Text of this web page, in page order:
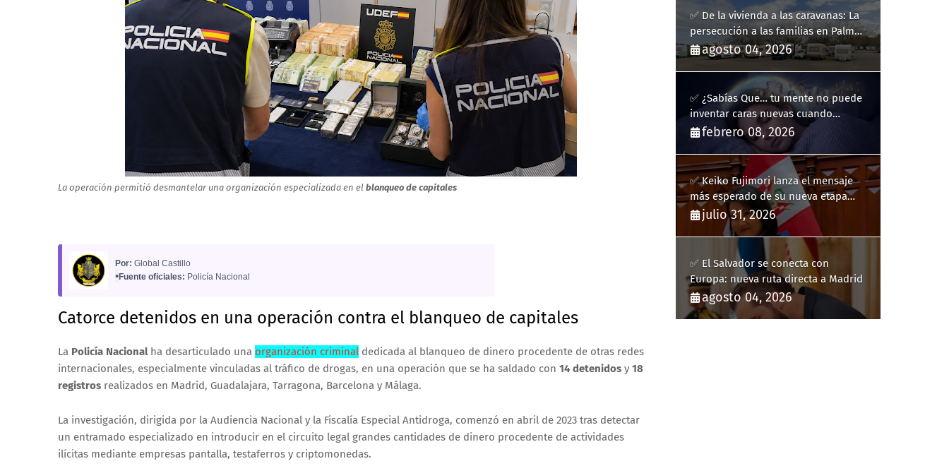
La operación permitió desmantelar una organización especializada en el blanqueo de capitales
Por: Global Castillo
•Fuente oficiales: Policía Nacional
Catorce detenidos en una operación contra el blanqueo de capitales
La Policía Nacionalha desarticulado una organización criminal dedicada al blanqueo de dinero procedente de otras redes
internacionales, especialmente vinculadas al tráfico de drogas, en una operación que se ha saldado con 14 detenidos y 18
registros realizados en Madrid, Guadalajara, Tarragona, Barcelona y Málaga.
La investigación, dirigida por la Audiencia Nacional y la Fiscalía Especial Antidroga, comenzó en abril de 2023 tras detectar
un entramado especializado en introducir en el circuito legal grandes cantidades de dinero procedente de actividades
ilícitas mediante empresas pantalla, testaferros y criptomonedas.
✅ De la vivienda a las caravanas: La
persecución a las familias en Palma
y la complicidad de un fracaso
heredado
agosto 04, 2026
✅ ¿Sabías Que… tu mente no puede
inventar caras nuevas cuando
sueñas?
febrero 08, 2026
✅ Keiko Fujimori lanza el mensaje
más esperado de su nueva etapa
como presidenta de Perú
julio 31, 2026
✅ El Salvador se conecta con
Europa: nueva ruta directa a Madrid
agosto 04, 2026